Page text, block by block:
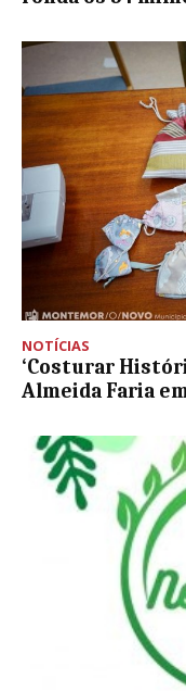
NOTÍCIAS
‘Costurar
Almeida Faria